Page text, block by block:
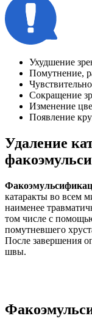
Ухудшение
Помутнение,
Сокращение
Изменение
Появление
Удаление
катаракты во всем
наименее
том числе с
помутневшего
После завершения
швы.